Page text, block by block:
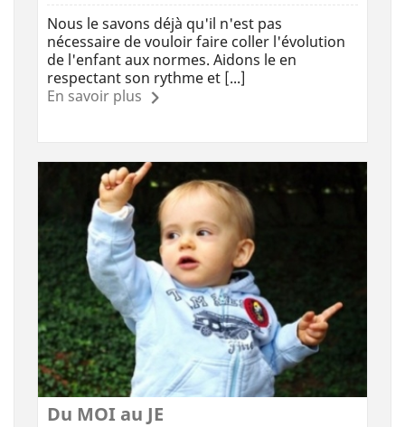
Nous le savons déjà qu'il n'est pas
nécessaire de vouloir faire coller l'évolution
de l'enfant aux normes. Aidons le en
respectant son rythme et [...]
En savoir plus
Du MOI au JE